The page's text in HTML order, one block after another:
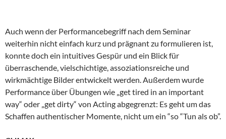
Auch wenn der Performancebegriff nach dem Seminar
weiterhin nicht einfach kurz und prägnant zu formulieren ist,
konnte doch ein intuitives Gespür und ein Blick für
überraschende, vielschichtige, assoziationsreiche und
wirkmächtige Bilder entwickelt werden. Außerdem wurde
Performance über Übungen wie „get tired in an important
way“ oder „get dirty“ von Acting abgegrenzt: Es geht um das
Schaffen authentischer Momente, nicht um ein “so “Tun als ob”.